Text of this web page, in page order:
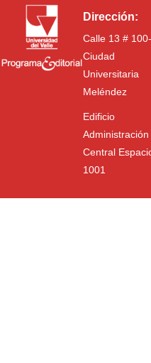
Dirección:
Calle 13 #
Ciudad
Universitaria
Meléndez
Edificio
Administración
Central
1001